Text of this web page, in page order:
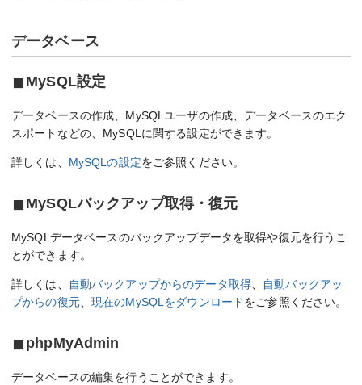
データベース
MySQL設定
データベースの作成、MySQLユーザの作成、データベースのエク
スポートなどの、MySQLに関する設定ができます。
詳しくは、 MySQLの設定をご参照ください。
MySQLバックアップ取得・復元
MySQLデータベースのバックアップデータを取得や復元を行うこ
とができます。
詳しくは、 自動バックアップからのデータ取得、
自動バックアッ
プからの復元、 現在のMySQLをダウンロードをご参照ください。
phpMyAdmin
データベースの編集を行うことができます。